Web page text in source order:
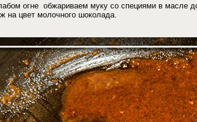
огне обжариваем муку со специями в масле
на цвет молочного шоколада.